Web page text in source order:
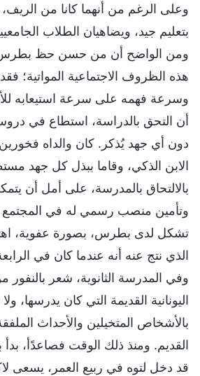
وعلى الرغم من أنهما كانا من الريف،
بتعليم جيد، ويضاهيان الطلاب
ومن الواضح أن من حسن حظ بطرس
هذه الظروف الاجتماعية المواتية؛
وسرعة فهمه على سرعة استيعابه
أن التحق بالدراسة، استطاع في
دون أي جهد يُذكر. كان والداه فخورين
الابن الذكي، وقاما ببذل كل جهد
بالالتحاق بالمدرسة، على أمل أن
وتأمين منصب رسمي له في
تشكل لدى بطرس، بصورة عفوية،
الذي نتج عنه أنه عندما كان في
وفي المدرسة الثانوية، شعر بالنفور
اليونانية القديمة التي كان يدرسها،
بالأشخاص المتخيلين والأحداث
القديم. ومنذ ذلك الوقت فصاعدًأ،
قد دخل لتوه في ربيع العمر، يسعى